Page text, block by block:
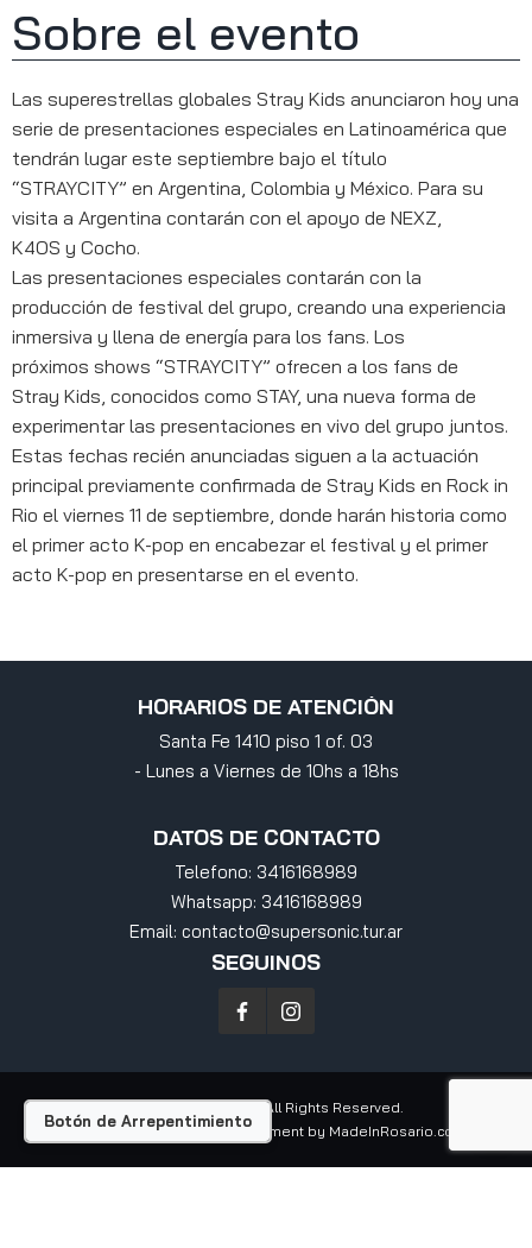
Sobre el evento
Las superestrellas globales Stray Kids anunciaron hoy una
serie de presentaciones especiales en Latinoamérica que
tendrán lugar este septiembre bajo el título
“STRAYCITY” en Argentina, Colombia y México. Para su
visita a Argentina contarán con el apoyo de NEXZ,
K4OS y Cocho.
Las presentaciones especiales contarán con la
producción de festival del grupo, creando una experiencia
inmersiva y llena de energía para los fans. Los
próximos shows “STRAYCITY” ofrecen a los fans de
Stray Kids, conocidos como STAY, una nueva forma de
experimentar las presentaciones en vivo del grupo juntos.
Estas fechas recién anunciadas siguen a la actuación
principal previamente confirmada de Stray Kids en Rock in
Rio el viernes 11 de septiembre, donde harán historia como
el primer acto K-pop en encabezar el festival y el primer
acto K-pop en presentarse en el evento.
HORARIOS DE ATENCIÓN
Santa Fe 1410 piso 1 of. 03
- Lunes a Viernes de 10hs a 18hs
DATOS DE CONTACTO
Telefono: 3416168989
Whatsapp: 3416168989
Email: contacto@supersonic.tur.ar
SEGUINOS
Supersonic© 2026 All Rights Reserved.
Design by MatyFox| Development by MadeInRosario.com
Botón de Arrepentimiento